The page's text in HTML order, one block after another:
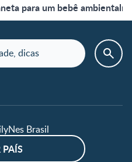
para um bebê
Brasil
PAÍS